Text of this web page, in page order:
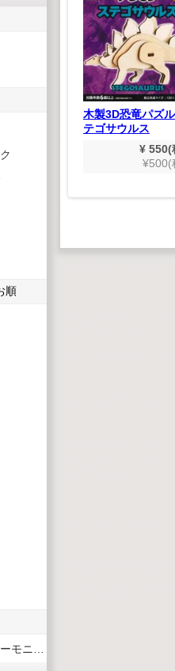
順
¥ 660(税込)
¥600(税抜)
木製3D恐竜パズ
テゴサウルス
¥ 550(
¥500(